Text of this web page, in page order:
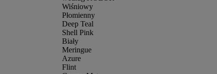
Wiśniowy
Płomienny
Deep Teal
Shell Pink
Biały
Meringue
Azure
Flint